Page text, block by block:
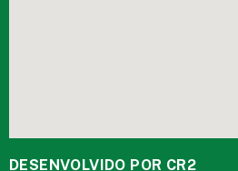
DESENVOLVIDO POR CR2